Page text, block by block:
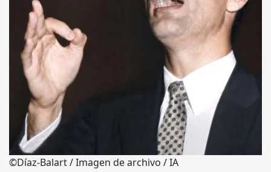
©Díaz-Balart / Imagen de archivo / IA